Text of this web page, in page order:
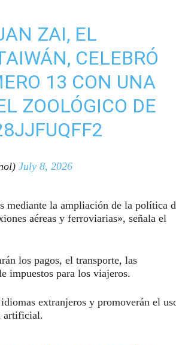
ZAI, EL
CELEBRÓ
13 CON UNA
ZOOLÓGICO DE
July 8, 2026
mediante la ampliación de la política
aéreas y ferroviarias», señala el
los pagos, el transporte, las
impuestos para los viajeros.
extranjeros y promoverán el
artificial.